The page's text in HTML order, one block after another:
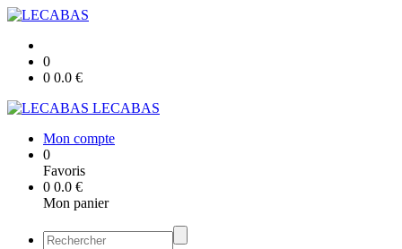
0
0 0.0 €
LECABAS
Mon compte
0
Favoris
0 0.0 €
Mon panier